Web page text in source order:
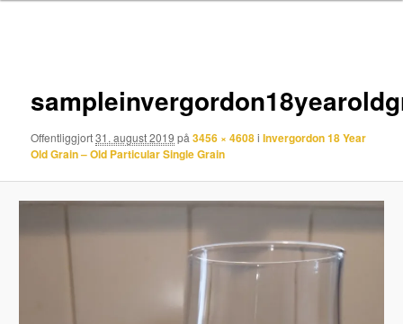
Offentliggjort31. august 2019 på3456 × 4608iInvergordon 18 Year
Old Grain – Old Particular Single Grain